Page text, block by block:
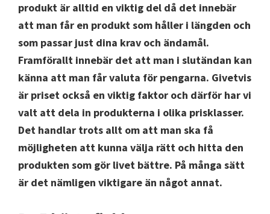
produkt är alltid en viktig del då det innebär
att man får en produkt som håller i längden och
som passar just dina krav och ändamål.
Framförallt innebär det att man i slutändan kan
känna att man får valuta för pengarna. Givetvis
är priset också en viktig faktor och därför har vi
valt att dela in produkterna i olika prisklasser.
Det handlar trots allt om att man ska få
möjligheten att kunna välja rätt och hitta den
produkten som gör livet bättre. På många sätt
är det nämligen viktigare än något annat.